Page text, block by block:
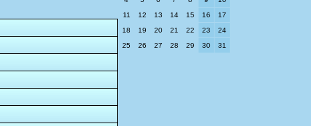
11
12 13 14 15 16
17
18
19 20 21 22 23
24
25
26 27 28 29 30 31